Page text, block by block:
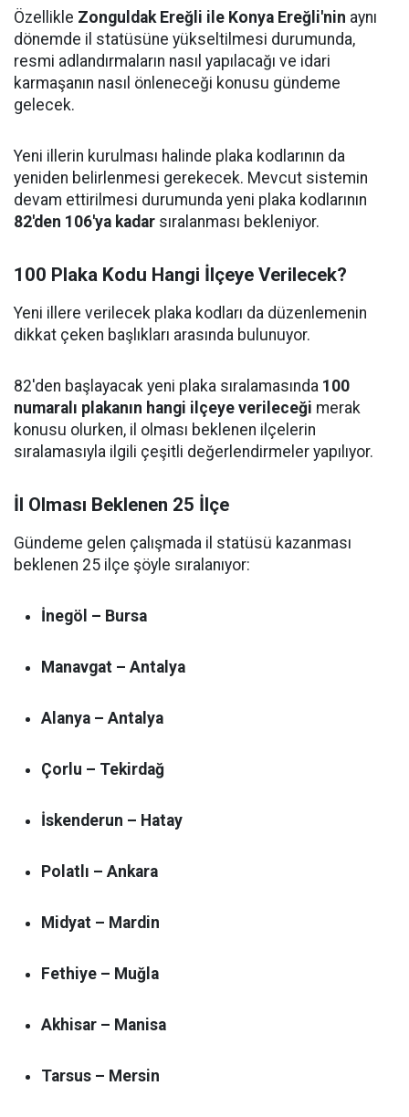
Özellikle Zonguldak Ereğli ile Konya Ereğli'nin aynı
dönemde il statüsüne yükseltilmesi durumunda,
resmi adlandırmaların nasıl yapılacağı ve idari
karmaşanın nasıl önleneceği konusu gündeme
gelecek.
Yeni illerin kurulması halinde plaka kodlarının da
yeniden belirlenmesi gerekecek. Mevcut sistemin
devam ettirilmesi durumunda yeni plaka kodlarının
82'den 106'ya kadar sıralanması bekleniyor.
100 Plaka Kodu Hangi İlçeye Verilecek?
Yeni illere verilecek plaka kodları da düzenlemenin
dikkat çeken başlıkları arasında bulunuyor.
82'den başlayacak yeni plaka sıralamasında 100
numaralı plakanın hangi ilçeye verileceği merak
konusu olurken, il olması beklenen ilçelerin
sıralamasıyla ilgili çeşitli değerlendirmeler yapılıyor.
İl Olması Beklenen 25 İlçe
Gündeme gelen çalışmada il statüsü kazanması
beklenen 25 ilçe şöyle sıralanıyor:
İnegöl – Bursa
Manavgat – Antalya
Alanya – Antalya
Çorlu – Tekirdağ
İskenderun – Hatay
Polatlı – Ankara
Midyat – Mardin
Fethiye – Muğla
Akhisar – Manisa
Tarsus – Mersin